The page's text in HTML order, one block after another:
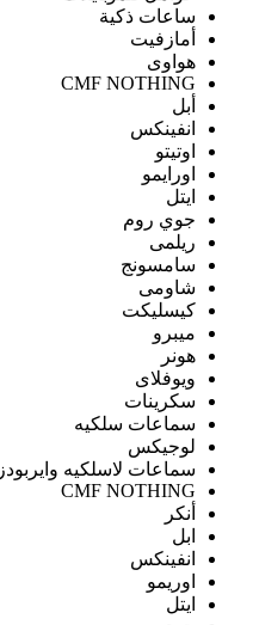
ساعات ذكية
أمازفيت
هواوى
CMF NOTHING
أبل
انفينكس
اوتيتو
اورايمو
ايتل
جوي روم
ريلمى
سامسونج
شاومى
كيسليكت
ميبرو
هونر
ويوفلاى
سكرينات
سماعات سلكيه
لوجيكس
سماعات لاسلكيه وايربودز
CMF NOTHING
أنكر
ابل
انفينكس
اوريمو
ايتل